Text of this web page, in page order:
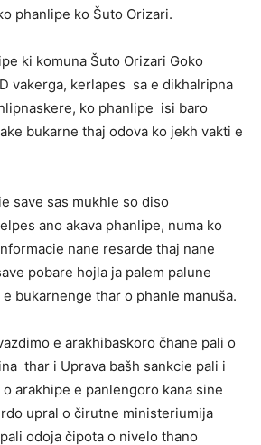
phanlipe ko Šuto Orizari.
ki komuna Šuto Orizari Goko
vakerga, kerlapes sa e dikhalripna
ko phanlipe isi baro
bukarne thaj odova ko jekh vakti e
save sas mukhle so diso
ano akava phanlipe, numa ko
nane resarde thaj nane
pobare hojla ja palem palune
bukarnenge thar o phanle manuša.
e arakhibaskoro čhane pali o
thar i Uprava bašh sankcie pali i
arakhipe e panlengoro kana sine
upral o čirutne ministeriumija
odoja čipota o nivelo thano